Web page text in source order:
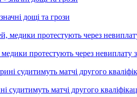
дощі та грози
протестують через невиплату
судитимуть матчі другого